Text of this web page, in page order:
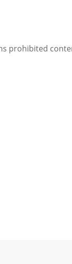
prohibited